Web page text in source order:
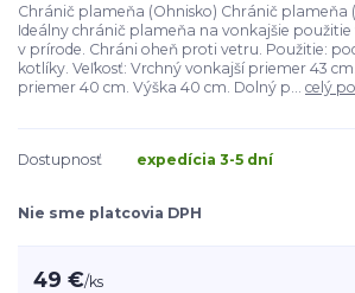
Chránič plameňa (Ohnisko) Chránič plameňa
Ideálny chránič plameňa na vonkajšie použitie
v prírode. Chráni oheň proti vetru. Použitie: pod
kotlíky. Veľkosť: Vrchný vonkajší priemer 43
priemer 40 cm. Výška 40 cm. Dolný p... celý
Dostupnosť expedícia 3-5 dní
Nie sme platcovia DPH
49 €/ks